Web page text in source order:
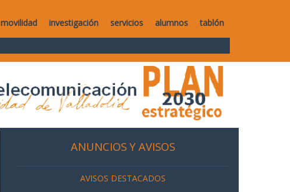
movilidad investigación servicios alumnos tablón
ANUNCIOS Y AVISOS
AVISOS DESTACADOS